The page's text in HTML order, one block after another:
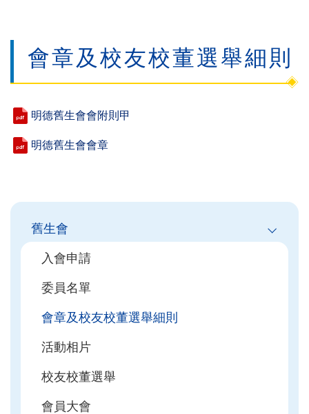
連
結會章及校友校董選舉細則
明德舊生會會附則甲
明德舊生會會章
Main
navigation
舊生會
入會申請
委員名單
會章及校友校董選舉細則
活動相片
校友校董選舉
會員大會